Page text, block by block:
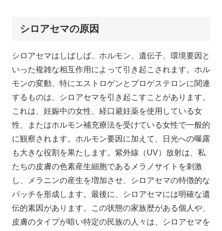
シロアセマの原因
シロアセマはしばしば、ホルモン、遺伝子、環境要因と
いった複雑な相互作用によって引き起こされます。ホル
モンの変動、特にエストロゲンとプロゲステロンに関連
するものは、シロアセマを引き起こすことがあります。
これは、妊娠中の女性、経口避妊薬を使用している女
性、またはホルモン補充療法を受けている女性で一般的
に観察されます。ホルモン要因に加えて、日光への曝露
も大きな役割を果たします。紫外線（UV）放射は、私
たちの皮膚の色素産生細胞であるメラノサイトを刺激
し、メラニンの産生を増加させ、シロアセマの特徴的な
パッチを形成します。最後に、シロアセマには明確な遺
伝的素因があります。この状態の家族歴がある個人や、
皮膚のタイプが暗い特定の民族の人々は、シロアセマを